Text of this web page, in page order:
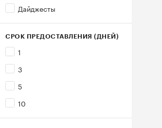
Дайджесты
СРОК ПРЕДОСТАВЛЕНИЯ (ДНЕЙ)
1
3
5
10